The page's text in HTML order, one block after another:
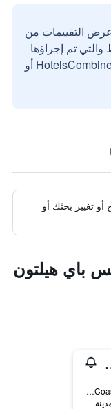
التقييمات من
تم إجراؤها
بواسطة مستخدمين حقيقيين مع HotelsCombined أو
تغيير بحثك أو
لـ هوم2 سويتس باي هيلتون
ريزورت
9300 Emerald Coast Parkway West, ديستين, FL, الولايات المتحدة الأميريكية